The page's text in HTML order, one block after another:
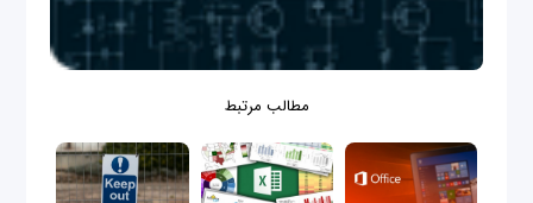
مطالب مرتبط